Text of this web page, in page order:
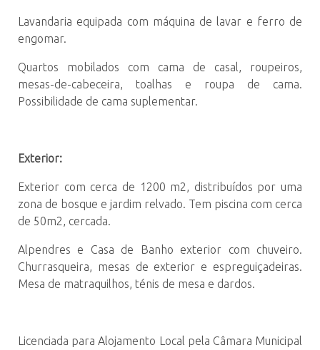
Lavandaria equipada com máquina de lavar e ferro de
engomar.
Quartos mobilados com cama de casal, roupeiros,
mesas-de-cabeceira, toalhas e roupa de cama.
Possibilidade de cama suplementar.
Exterior:
Exterior com cerca de 1200 m2, distribuídos por uma
zona de bosque e jardim relvado. Tem piscina com cerca
de 50m2, cercada.
Alpendres e Casa de Banho exterior com chuveiro.
Churrasqueira, mesas de exterior e espreguiçadeiras.
Mesa de matraquilhos, ténis de mesa e dardos.
Licenciada para Alojamento Local pela Câmara Municipal